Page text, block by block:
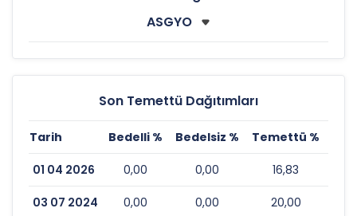
Son Temettü Dağıtımları
Tarih Bedelli % Bedelsiz % Temettü %
01 04 2026 0,00 0,00 16,83
03 07 2024 0,00 0,00 20,00